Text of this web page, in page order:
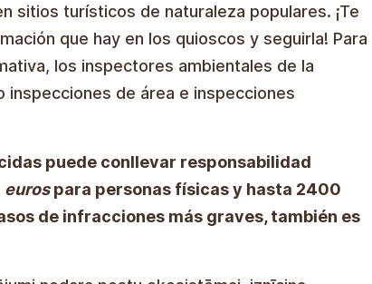
sitios turísticos de naturaleza populares. ¡Te
que hay en los quioscos y seguirla! Para
los inspectores ambientales de la
inspecciones de área e inspecciones
puede conllevar responsabilidad
eurospara personas físicas y hasta 2400
de infracciones más graves, también es